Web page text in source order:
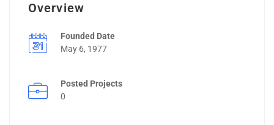
Overview
Founded Date
May 6, 1977
Posted Projects
0